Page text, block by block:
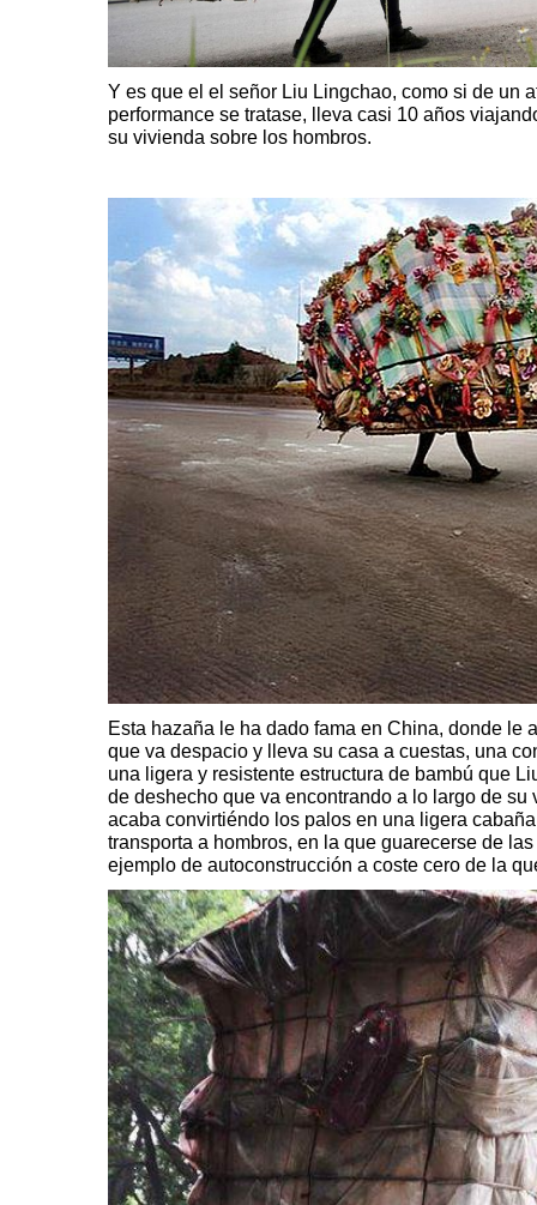
Y es que el el señor Liu Lingchao, como si de un
performance se tratase, lleva casi 10 años
su vivienda sobre los hombros.
Esta hazaña le ha dado fama en China, donde le
que va despacio y lleva su casa a cuestas, una
una ligera y resistente estructura de bambú que
de deshecho que va encontrando a lo largo de su
acaba convirtiéndo los palos en una ligera
transporta a hombros, en la que guarecerse de
ejemplo de autoconstrucción a coste cero de la